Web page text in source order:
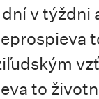
v týždni
to